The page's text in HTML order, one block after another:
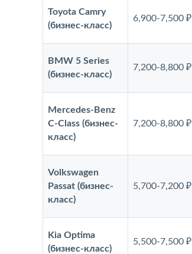
Toyota Camry
(бизнес-класс)
6,900-7,500 ₽
BMW 5 Series
(бизнес-класс)
7,200-8,800 ₽
Mercedes-Benz
C-Class (бизнес-
класс)
7,200-8,800 ₽
Volkswagen
Passat (бизнес-
класс)
5,700-7,200 ₽
Kia Optima
(бизнес-класс)
5,500-7,500 ₽